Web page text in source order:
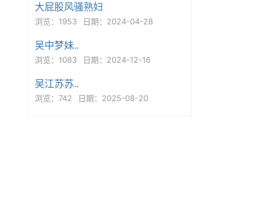
大屁股风骚熟妇
浏览：1953 日期：2024-04-28
吴中梦妹..
浏览：1083 日期：2024-12-16
吴江苏苏..
浏览：742 日期：2025-08-20